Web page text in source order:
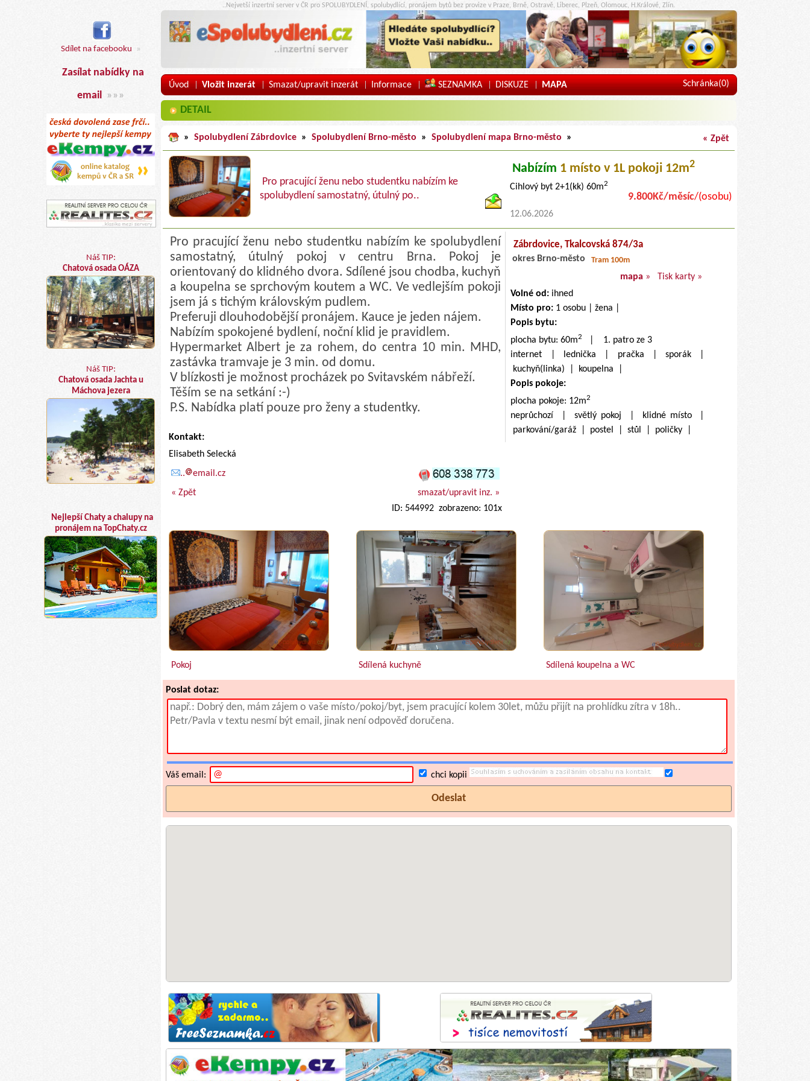
Sdílet na facebooku »
Zasílat nabídky na
email »»»
Náš TIP:
Chatová osada OÁZA
Náš TIP:
Chatová osada Jachta u
Máchova jezera
Nejlepší Chaty a chalupy na
pronájem na TopChaty.cz
..Nejvetší inzertní server v ČR pro SPOLUBYDLENÍ, spolubydlící, pronájem bytů bez provize v Praze, Brně, Ostravě, Liberec, Plzeň, Olomouc, H.Králové, Zlín.
Úvod | Vložit inzerát | Smazat/upravit inzerát | Informace | SEZNAMKA | DISKUZE | MAPA Schránka(0)
DETAIL
» Spolubydlení Zábrdovice » Spolubydlení Brno-město » Spolubydlení mapa Brno-město » « Zpět
Pro pracující ženu nebo studentku nabízím ke
spolubydlení samostatný, útulný po..
Nabízím 1 místo v 1L pokoji 12m2
Cihlový byt 2+1(kk) 60m2
9.800Kč/měsíc/(osobu)
12.06.2026
Pro pracující ženu nebo studentku nabízím ke spolubydlení
samostatný, útulný pokoj v centru Brna. Pokoj je
orientovaný do klidného dvora. Sdílené jsou chodba, kuchyň
a koupelna se sprchovým koutem a WC. Ve vedlejším pokoji
jsem já s tichým královským pudlem.
Preferuji dlouhodobější pronájem. Kauce je jeden nájem.
Nabízím spokojené bydlení, noční klid je pravidlem.
Hypermarket Albert je za rohem, do centra 10 min. MHD,
zastávka tramvaje je 3 min. od domu.
V blízkosti je možnost procházek po Svitavském nábřeží.
Těším se na setkání :-)
P.S. Nabídka platí pouze pro ženy a studentky.
Kontakt:
Elisabeth Selecká
..
email.cz
smazat/upravit inz. »
« Zpět
ID: 544992 zobrazeno: 101x
Zábrdovice,Tkalcovská 874/3a
okres Brno-město Tram 100m
mapa »
Tisk karty »
Volné od: ihned
Místo pro: 1 osobu | žena |
Popis bytu:
plocha bytu: 60m2
| 1. patro ze 3
internet | lednička | pračka | sporák |
kuchyň(linka) | koupelna |
Popis pokoje:
plocha pokoje: 12m2
neprůchozí | světlý pokoj | klidné místo |
parkování/garáž | postel | stůl | poličky |
Pokoj Sdílená kuchyně Sdílená koupelna a WC
Poslat dotaz:
Váš email: chci kopii